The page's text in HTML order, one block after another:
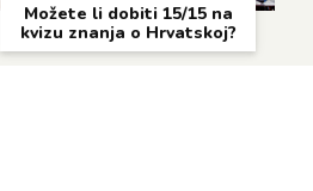
Možete li dobiti 15/15 na
kvizu znanja o Hrvatskoj?